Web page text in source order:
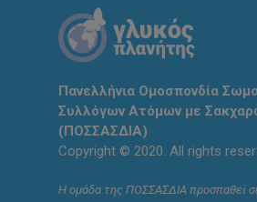
Πανελλήνια Ομοσπονδία
Συλλόγων Ατόμων με
(ΠΟΣΣΑΣΔΙΑ)
Copyright © 2020. All rights
Η ομάδα της ΠΟΣΣΑΣΔΙΑ προσπαθεί